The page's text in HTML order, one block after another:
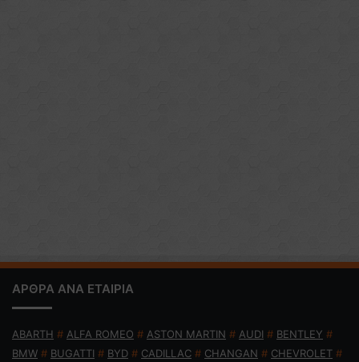
ΑΡΘΡΑ ΑΝΑ ΕΤΑΙΡΙΑ
ABARTH # ALFA ROMEO # ASTON MARTIN # AUDI # BENTLEY #
BMW # BUGATTI # BYD # CADILLAC # CHANGAN # CHEVROLET #